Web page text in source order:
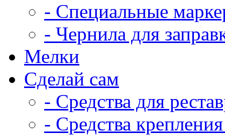
- Специальные
- Чернила для
Мелки
Сделай сам
- Средства для
- Средства